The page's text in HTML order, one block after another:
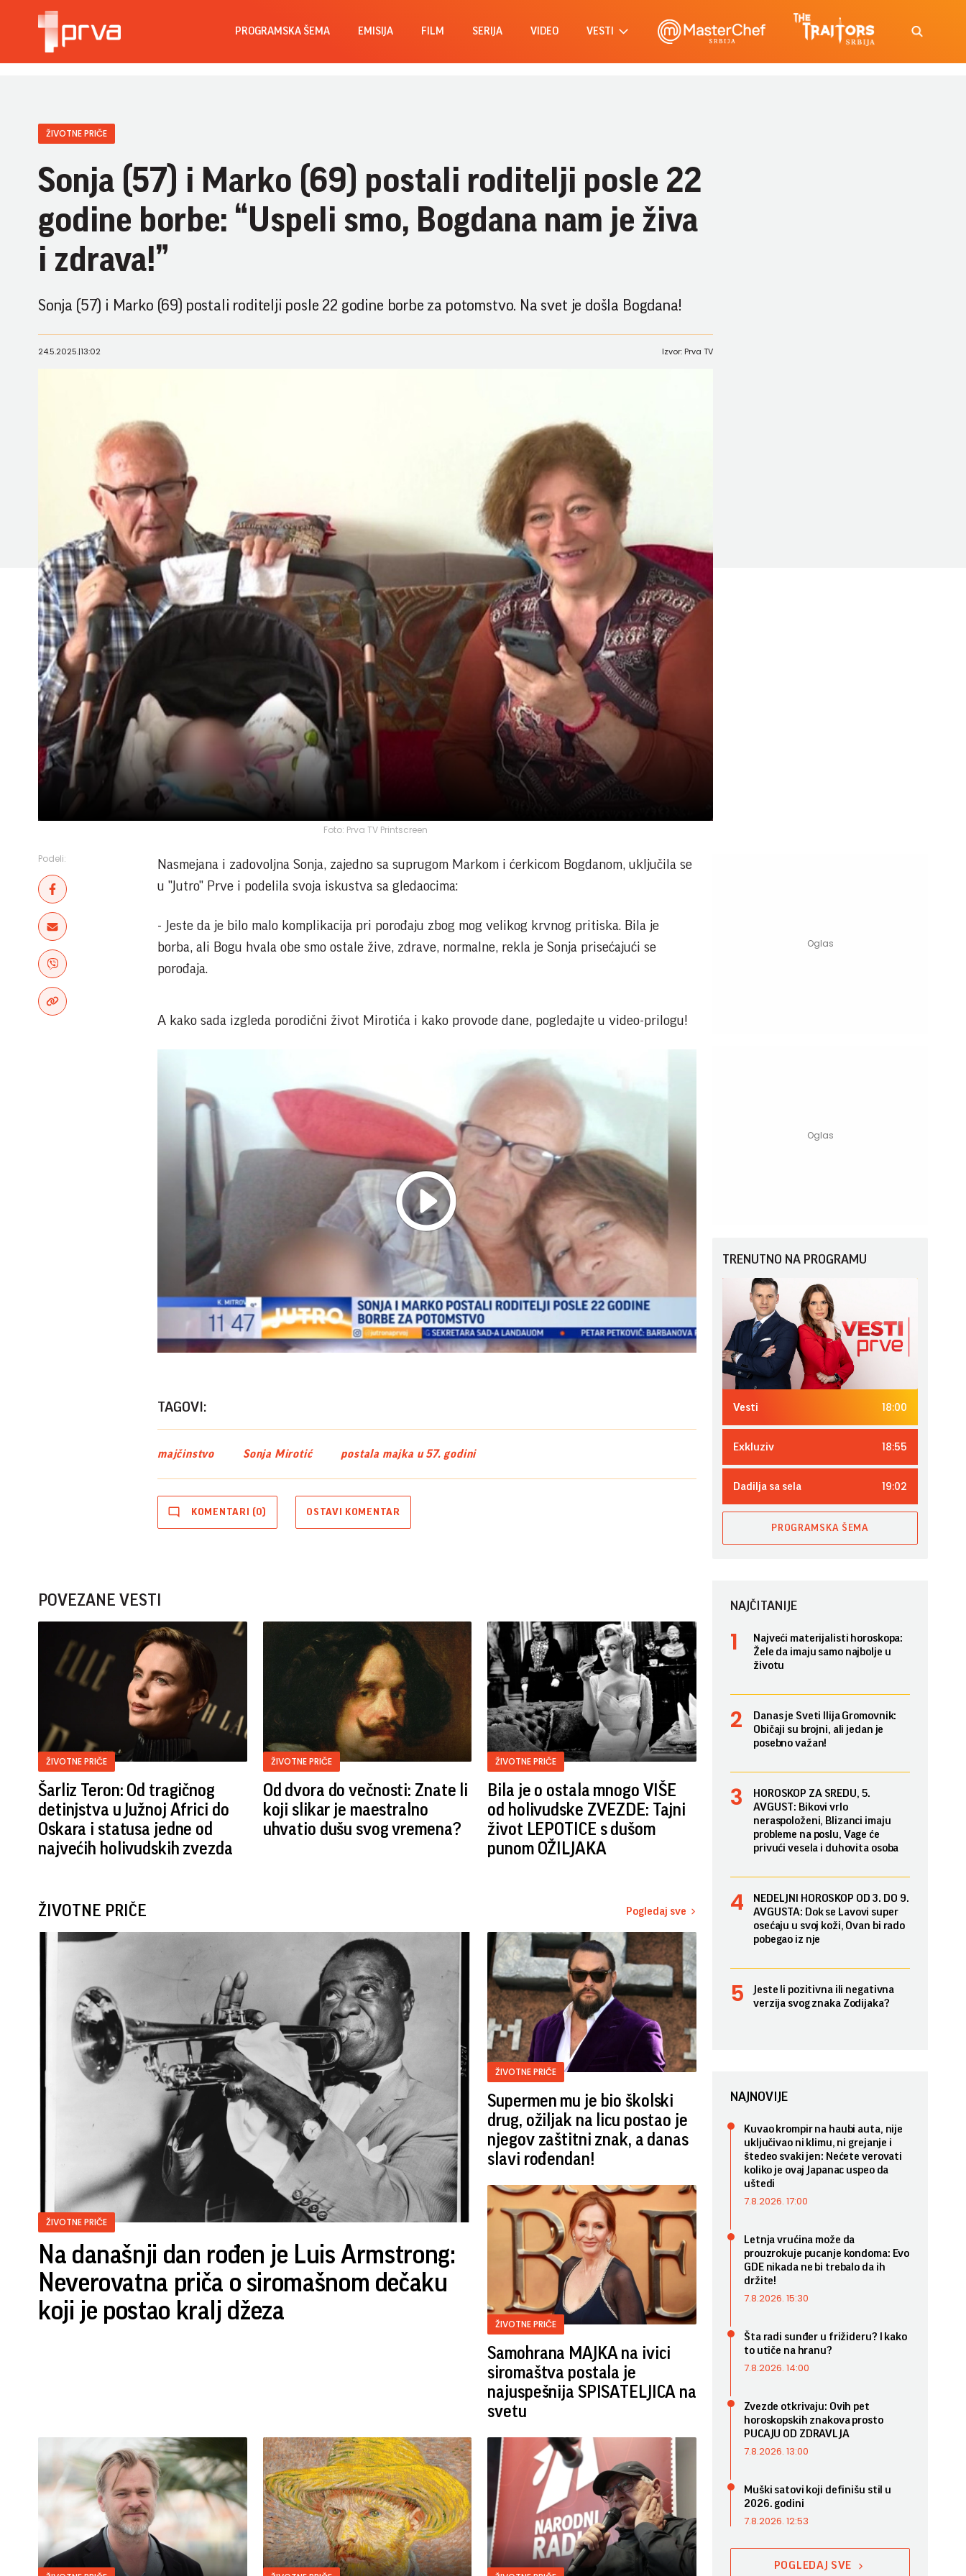
PROGRAMSKA ŠEMA EMISIJA FILM SERIJA VIDEO VESTI
ŽIVOTNE PRIČE
Sonja (57) i Marko (69) postali roditelji posle 22
godine borbe: “Uspeli smo, Bogdana nam je živa
i zdrava!”
Sonja (57) i Marko (69) postali roditelji posle 22 godine borbe za potomstvo. Na svet je došla Bogdana!
Foto: Prva TV Printscreen
24.5.2025.|13:02 Izvor: Prva TV
Podeli:
Nasmejana i zadovoljna Sonja, zajedno sa suprugom Markom i ćerkicom Bogdanom, uključila se
u "Jutro" Prve i podelila svoja iskustva sa gledaocima:
- Jeste da je bilo malo komplikacija pri porođaju zbog mog velikog krvnog pritiska. Bila je
borba, ali Bogu hvala obe smo ostale žive, zdrave, normalne, rekla je Sonja prisećajući se
porođaja.
A kako sada izgleda porodični život Mirotića i kako provode dane, pogledajte u video-prilogu!
Play
Video
TAGOVI:
majčinstvo Sonja Mirotić postala majka u 57. godini
KOMENTARI (0) OSTAVI KOMENTAR
POVEZANE VESTI
ŽIVOTNE PRIČE
Šarliz Teron: Od tragičnog
detinjstva u Južnoj Africi do
Oskara i statusa jedne od
najvećih holivudskih zvezda
ŽIVOTNE PRIČE
Od dvora do večnosti: Znate li
koji slikar je maestralno
uhvatio dušu svog vremena?
ŽIVOTNE PRIČE
Bila je o ostala mnogo VIŠE
od holivudske ZVEZDE: Tajni
život LEPOTICE s dušom
punom OŽILJAKA
ŽIVOTNE PRIČE Pogledaj sve
ŽIVOTNE PRIČE
Na današnji dan rođen je Luis Armstrong:
Neverovatna priča o siromašnom dečaku
koji je postao kralj džeza
ŽIVOTNE PRIČE
Supermen mu je bio školski
drug, ožiljak na licu postao je
njegov zaštitni znak, a danas
slavi rođendan!
ŽIVOTNE PRIČE
Samohrana MAJKA na ivici
siromaštva postala je
najuspešnija SPISATELJICA na
svetu
TRENUTNO NA PROGRAMU
Vesti 18:00
Exkluziv 18:55
Dadilja sa sela 19:02
PROGRAMSKA ŠEMA
NAJČITANIJE
Najveći materijalisti horoskopa:
Žele da imaju samo najbolje u
životu
Danas je Sveti Ilija Gromovnik:
Običaji su brojni, ali jedan je
posebno važan!
HOROSKOP ZA SREDU, 5.
AVGUST: Bikovi vrlo
neraspoloženi, Blizanci imaju
probleme na poslu, Vage će
privući vesela i duhovita osoba
NEDELJNI HOROSKOP OD 3. DO 9.
AVGUSTA: Dok se Lavovi super
osećaju u svoj koži, Ovan bi rado
pobegao iz nje
Jeste li pozitivna ili negativna
verzija svog znaka Zodijaka?
NAJNOVIJE
Kuvao krompir na haubi auta, nije
uključivao ni klimu, ni grejanje i
štedeo svaki jen: Nećete verovati
koliko je ovaj Japanac uspeo da
uštedi
7.8.2026. 17:00
Letnja vrućina može da
prouzrokuje pucanje kondoma: Evo
GDE nikada ne bi trebalo da ih
držite!
7.8.2026. 15:30
Šta radi sunđer u frižideru? I kako
to utiče na hranu?
7.8.2026. 14:00
Zvezde otkrivaju: Ovih pet
horoskopskih znakova prosto
PUCAJU OD ZDRAVLJA
7.8.2026. 13:00
Muški satovi koji definišu stil u
2026. godini
7.8.2026. 12:53
POGLEDAJ SVE